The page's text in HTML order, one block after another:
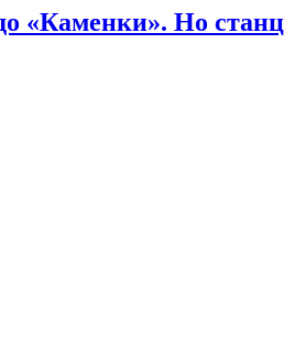
«Каменки». Но